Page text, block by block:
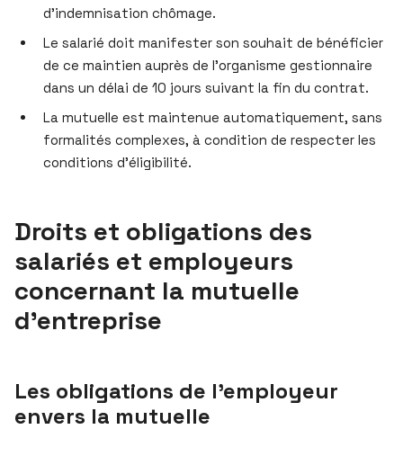
d’indemnisation chômage.
Le salarié doit manifester son souhait de bénéficier
de ce maintien auprès de l’organisme gestionnaire
dans un délai de 10 jours suivant la fin du contrat.
La mutuelle est maintenue automatiquement, sans
formalités complexes, à condition de respecter les
conditions d’éligibilité.
Droits et obligations des
salariés et employeurs
concernant la mutuelle
d’entreprise
Les obligations de l’employeur
envers la mutuelle